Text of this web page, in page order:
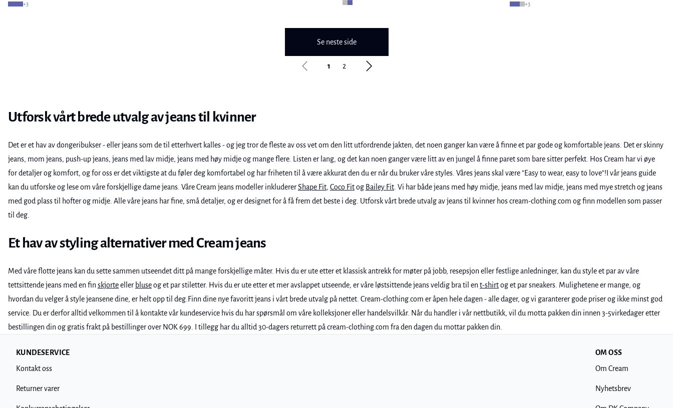
+3
+3
Se neste side
1 2
Utforsk vårt brede utvalg av jeans til kvinner
Det er et hav av dongeribukser - eller jeans som de til etterhvert kalles - og jeg tror de fleste av oss vet om den litt utfordrende jakten, det noen ganger kan være å finne et par gode og komfortable jeans. Det er skinny
jeans, mom jeans, push-up jeans, jeans med lav midje, jeans med høy midje og mange flere. Listen er lang, og det kan noen ganger være litt av en jungel å finne paret som bare sitter perfekt. Hos Cream har vi øye
for detaljer og komfort, og for oss er det viktigste at du føler deg komfortabel og har friheten til å være akkurat den du er når du bruker våre styles. Våres jeans skal være ”Easy to wear, easy to love”!I vår jeans guide
kan du utforske og lese om våre forskjellige dame jeans. Våre Cream jeans modeller inkludererShape Fit, Coco Fitog Bailey Fit . Vi har både jeans med høy midje, jeans med lav midje, jeans med mye stretch og jeans
med god plass til hofter og midje. Alle våre jeans har fine, små detaljer, og er designet for å få frem det beste i deg. Utforsk vårt brede utvalg av jeans til kvinner hos cream-clothing.com og finn modellen som passer
til deg.
Et hav av styling alternativer med Cream jeans
Med våre flotte jeans kan du sette sammen utseendet ditt på mange forskjellige måter. Hvis du er ute etter et klassisk antrekk for møter på jobb, resepsjon eller festlige anledninger, kan du style et par av våre
tettsittende jeans med en fin skjorteeller bluseog et par stiletter. Hvis du er ute etter et mer avslappet utseende, er våre løstsittende jeans veldig bra til en t-shirtog et par sneakers. Mulighetene er mange, og
hvordan du velger å style jeansene dine, er helt opp til deg.Finn dine nye favoritt jeans i vårt brede utvalg på nettet. Cream-clothing.com er åpen hele dagen - alle dager, og vi garanterer gode priser og ikke minst god
service. Du er derfor alltid velkommen til å kontakte vår kundeservice hvis du har spørsmål om våre kolleksjoner eller handelsvilkår. Når du handler i vår nettbutikk, vil du motta pakken din innen 3-5virkedager etter
bestillingen din og gratis frakt på bestillinger over NOK 699. I tillegg har du alltid 30-dagers returrett på cream-clothing.com fra den dagen du mottar pakken din.
KUNDESERVICE
Kontakt oss
Returner varer
OM OSS
Om Cream
Nyhetsbrev